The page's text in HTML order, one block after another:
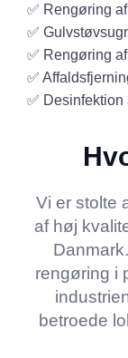
✅ Rengøring
✅
✅ Rengøring
✅
✅
Vi er stolte
af høj
rengøring i
betroede